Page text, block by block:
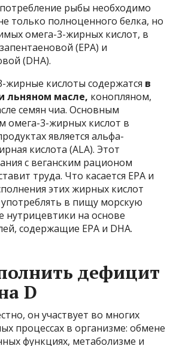
рыбы необходимо
только полноценного белка, но
омега-3-жирных кислот, в
(EPA) и
(DHA).
жирные кислоты содержатся в
льняном масле, конопляном,
семян чиа. Основным
омега-3-жирных кислот в
является альфа-
кислота (ALA). Этот
с веганским рационом
труда. Что касается EPA и
этих жирных кислот
в пищу морскую
нутрицевтики на основе
содержащие EPA и DHA.
дефицит
D
он участвует во многих
процессах в организме: обмене
функциях, метаболизме и